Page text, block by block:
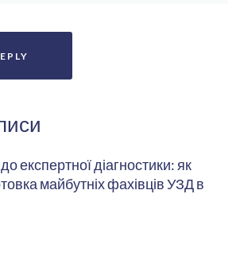
експертної діагностики: як
майбутніх фахівців УЗД в